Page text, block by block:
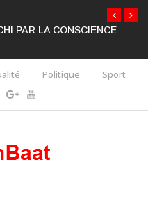
PAR LA CONSCIENCE
Politique Sport